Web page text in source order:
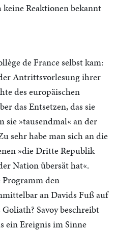
Reaktionen bekannt
de France selbst kam:
Antrittsvorlesung ihrer
des europäischen
das Entsetzen, das sie
»tausendmal« an der
sehr habe man sich an die
»die Dritte Republik
Nation übersät hat«.
den
an Davids Fuß auf
Savoy beschreibt
ein Ereignis im Sinne